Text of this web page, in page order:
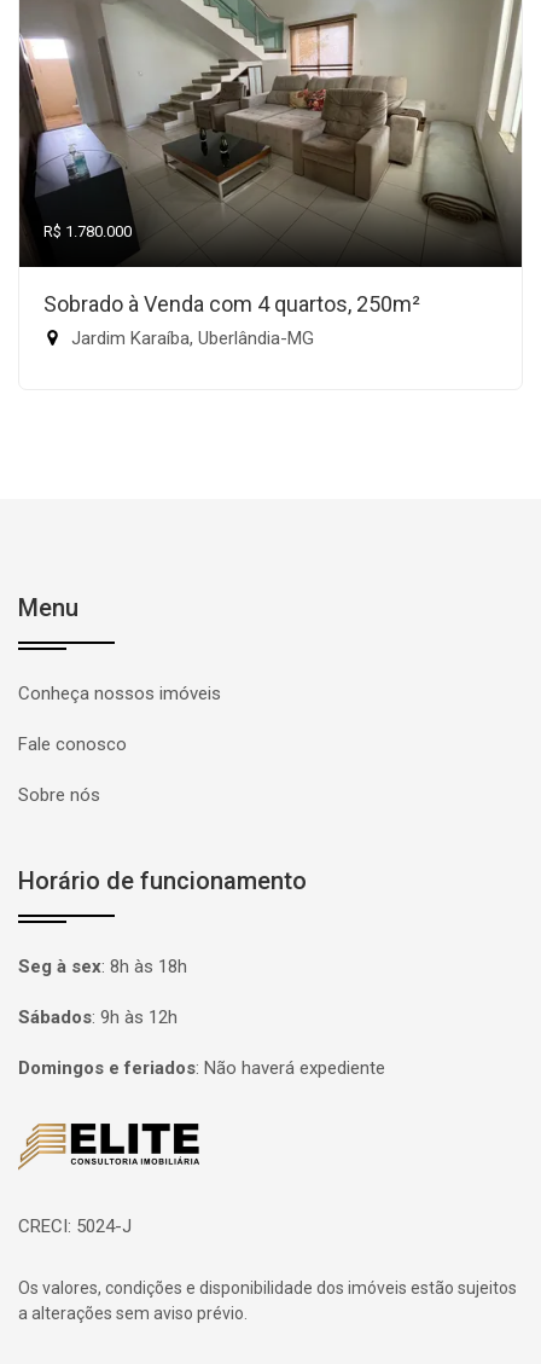
R$ 1.780.000
Sobrado à Venda com 4 quartos, 250m²
Jardim Karaíba, Uberlândia-MG
Menu
Conheça nossos imóveis
Fale conosco
Sobre nós
Horário de funcionamento
Seg à sex: 8h às 18h
Sábados: 9h às 12h
Domingos e feriados: Não haverá expediente
Página inicial
CRECI: 5024-J
Os valores, condições e disponibilidade dos imóveis estão sujeitos
a alterações sem aviso prévio.